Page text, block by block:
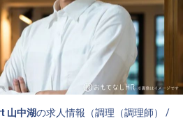
れ
問
宿泊業界情報コラム
山中湖の求人情報（調理（調理師）
/